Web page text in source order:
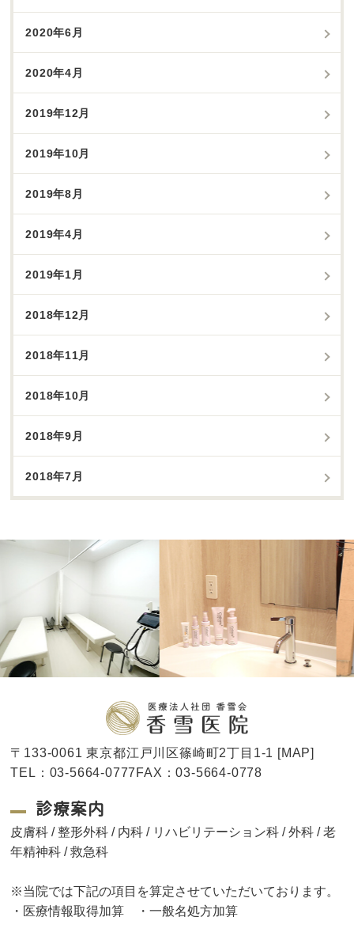
2020年6月
2020年4月
2019年12月
2019年10月
2019年8月
2019年4月
2019年1月
2018年12月
2018年11月
2018年10月
2018年9月
2018年7月
〒133-0061 東京都江戸川区篠崎町2丁目1-1 [MAP]
TEL：03-5664-0777FAX：03-5664-0778
診療案内
皮膚科 / 整形外科 / 内科 / リハビリテーション科 / 外科 / 老
年精神科 / 救急科
※当院では下記の項目を算定させていただいております。
・医療情報取得加算 ・一般名処方加算